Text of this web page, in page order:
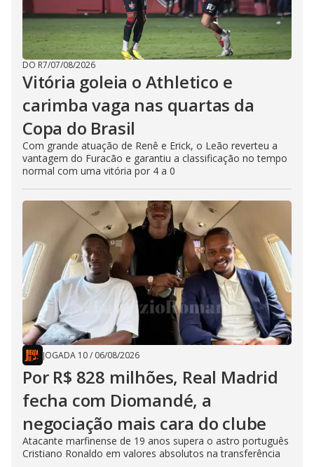
DO R7/07/08/2026
Vitória goleia o Athletico e
carimba vaga nas quartas da
Copa do Brasil
Com grande atuação de Renê e Erick, o Leão reverteu a
vantagem do Furacão e garantiu a classificação no tempo
normal com uma vitória por 4 a 0
JOGADA 10/ 06/08/2026
Por R$ 828 milhões, Real Madrid
fecha com Diomandé, a
negociação mais cara do clube
Atacante marfinense de 19 anos supera o astro português
Cristiano Ronaldo em valores absolutos na transferência